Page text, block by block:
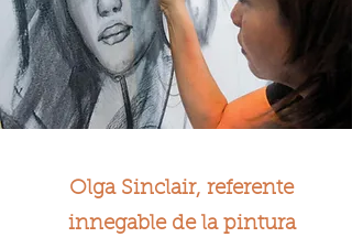
Olga Sinclair, referente
innegable de la pintura